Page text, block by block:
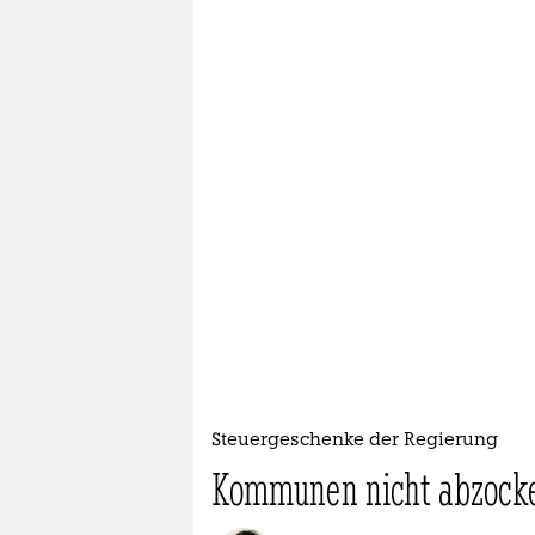
Steuergeschenke der Regierung
Kommunen nicht